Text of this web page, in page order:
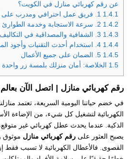
عن رقم كهربائي منازل في الكويت؟
1.4.1
1.4.2
1.4.3
1.4.4
1.4.5
1.5 الخلاصة: أمان منزلك بلمسة زر واحدة
رقم كهربائي منازل | اتصل الآن بعالم
في خضم حياتنا اليومية السريعة، تعتمد
الكهربائية لتشغيل كل شيء، من الإضاءة
الذكية. عندما يحدث عطل كهربائي غير
يصبح العثور على رقم كهربائي منازل موثوق
القصوى. فالأعطال الكهربائية لا تسبب فقط